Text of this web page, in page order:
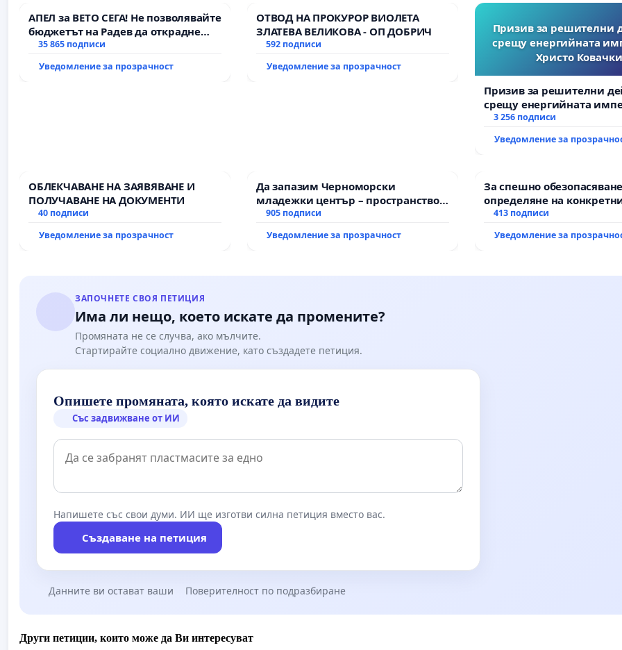
АПЕЛ за ВЕТО СЕГА! Не позволявайте
бюджетът на Радев да открадне
парите и правата ни в тъмното
35 865 подписи
Уведомление за прозрачност
ОТВОД НА ПРОКУРОР ВИОЛЕТА
ЗЛАТЕВА ВЕЛИКОВА - ОП ДОБРИЧ
592 подписи
Уведомление за прозрачност
Призив за решителни
срещу енергийната
Христо
Призив за решителни
срещу енергийната
Христо Ковачки!
3 256 подписи
Уведомление за
ОБЛЕКЧАВАНЕ НА ЗАЯВЯВАНЕ И
ПОЛУЧАВАНЕ НА ДОКУМЕНТИ
40 подписи
Уведомление за прозрачност
Да запазим Черноморски
младежки център – пространство
за младите на Варна
905 подписи
Уведомление за прозрачност
За спешно
определяне на
и извършване на
републиканския път
413 подписи
Уведомление за
ЗАПОЧНЕТЕ СВОЯ ПЕТИЦИЯ
Има ли нещо, което искате да промените?
Промяната не се случва, ако мълчите.
Стартирайте социално движение, като създадете петиция.
Опишете промяната, която искате да видите
Със задвижване от ИИ
Напишете със свои думи. ИИ ще изготви силна петиция вместо вас.
Създаване на петиция
Данните ви остават ваши Поверителност по подразбиране
Други петиции, които може да Ви интересуват